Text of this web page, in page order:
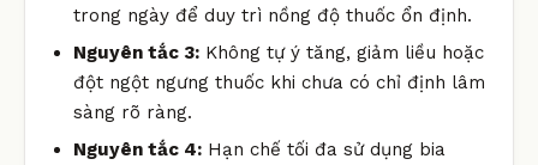
trong ngày để duy trì nồng độ thuốc ổn định.
Nguyên tắc 3: Không tự ý tăng, giảm liều hoặc
đột ngột ngưng thuốc khi chưa có chỉ định lâm
sàng rõ ràng.
Nguyên tắc 4: Hạn chế tối đa sử dụng bia